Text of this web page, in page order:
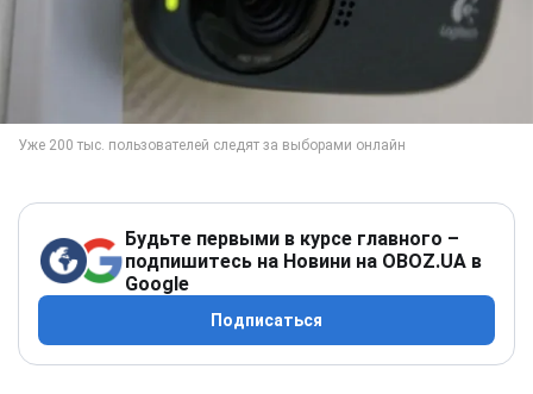
Будьте первыми в курсе главного –
подпишитесь на Новини на OBOZ.UA в
Google
Подписаться